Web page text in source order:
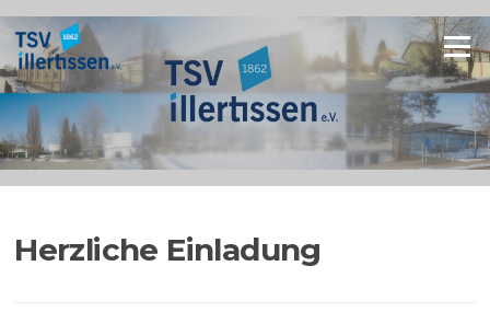
Inhalt
springen
Menü
Herzliche Einladung